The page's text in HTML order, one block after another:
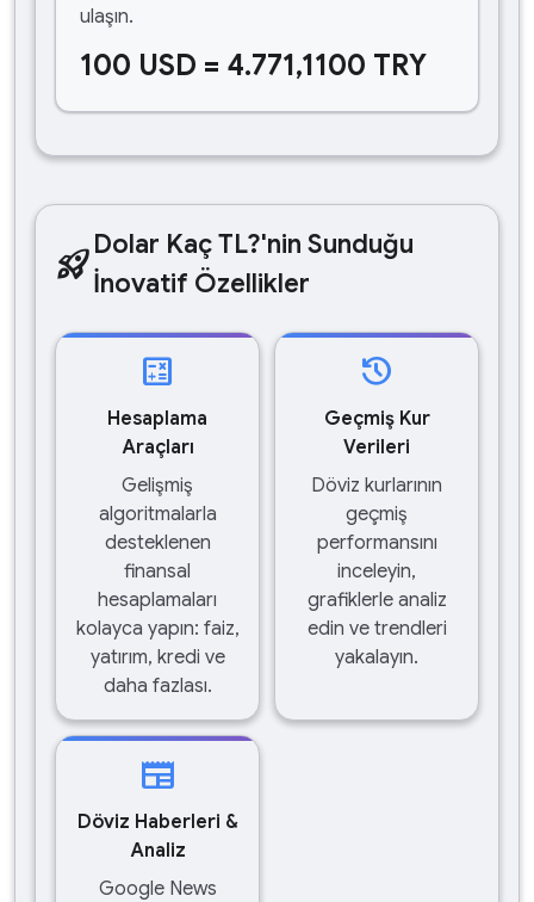
ulaşın.
100 USD = 4.771,1100 TRY
rocket_launchDolar Kaç TL?'nin Sunduğu
İnovatif Özellikler
calculate
Hesaplama
Araçları
Gelişmiş
algoritmalarla
desteklenen
finansal
hesaplamaları
kolayca yapın: faiz,
yatırım, kredi ve
daha fazlası.
history
Geçmiş Kur
Verileri
Döviz kurlarının
geçmiş
performansını
inceleyin,
grafiklerle analiz
edin ve trendleri
yakalayın.
newspaper
Döviz Haberleri &
Analiz
Google News